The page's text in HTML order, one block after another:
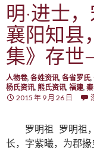
明·进士
襄阳知县
集》存
人物卷, 各姓资讯, 各省罗氏,
杨氏资讯, 熊氏资讯, 福建,
2015 年 9 月 26 日
罗明祖 罗明祖
长，字紫曦，为郡